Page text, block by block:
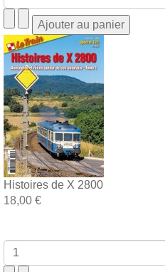
Histoires de X 2800
18,00 €